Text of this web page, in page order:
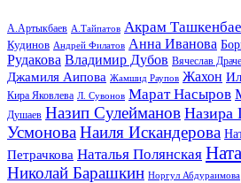
А.Артыкбаев А.Тайпатов Акрам
Кудинов Андрей Филатов Анна Иванова
Рудакова Владимир Дубов Вячеслав
Джамиля Аипова Жамшид Раупов Жахон
Кира Яковлева Л. Сувонов Марат Насыров
Душаев Назип Сулейманов Назира
УсмоноваНаиля Искандерова
Петрачкова Наталья Полянская
Николай Барашкин Норгул Абдураимова